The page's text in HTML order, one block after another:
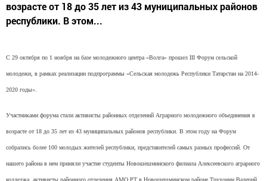
возрасте от 18 до 35 лет из 43 муниципальных районов
республики. В этом...
С 29 октября по 1 ноября на базе молодежного центра «Волга» прошел III Форум сельской
молодежи, в рамках реализации подпрограммы «Сельская молодежь Республики Татарстан на 2014-
2020 годы».
Участниками форума стали активисты районных отделений Аграрного молодежного объединения в
возрасте от 18 до 35 лет из 43 муниципальных районов республики. В этом году на Форум
собрались более 100 молодых жителей республики, представителей самых разных профессий. От
нашего района в нем приняли участие студенты Новошешминского филиала Алексеевского аграрного
колледжа, активисты районного отделения АМО РТ в Новошешминском районе Трухонин Валерий